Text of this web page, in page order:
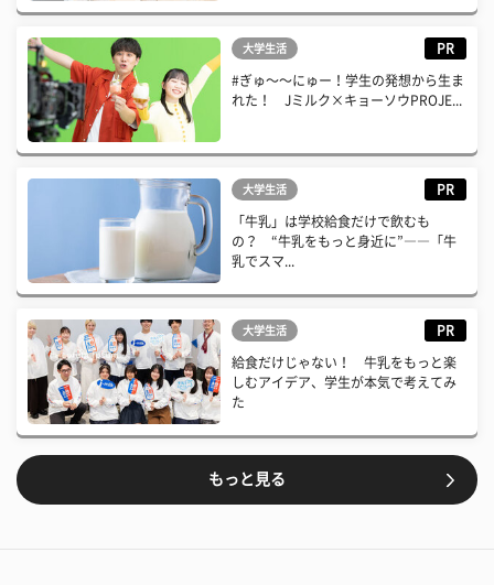
大学生活 PR
#ぎゅ〜〜にゅー！学生の発想から生ま
れた！ Jミルク×キョーソウPROJE...
大学生活 PR
「牛乳」は学校給食だけで飲むも
の？ “牛乳をもっと身近に”――「牛
乳でスマ...
大学生活 PR
給食だけじゃない！ 牛乳をもっと楽
しむアイデア、学生が本気で考えてみ
た
もっと見る